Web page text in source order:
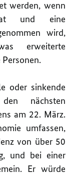
werden, wenn
und eine
wird,
erweiterte
oder sinkende
nächsten
am 22. März.
umfassen,
von über 50
und bei einer
Er würde